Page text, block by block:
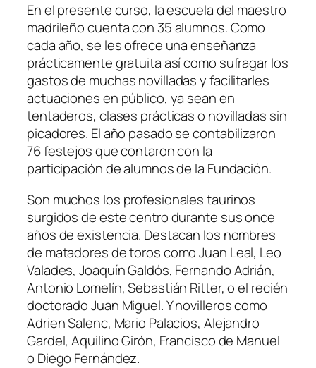
En el presente curso, la escuela del maestro
madrileño cuenta con 35 alumnos. Como
cada año, se les ofrece una enseñanza
prácticamente gratuita así como sufragar los
gastos de muchas novilladas y facilitarles
actuaciones en público, ya sean en
tentaderos, clases prácticas o novilladas sin
picadores. El año pasado se contabilizaron
76 festejos que contaron con la
participación de alumnos de la Fundación.
Son muchos los profesionales taurinos
surgidos de este centro durante sus once
años de existencia. Destacan los nombres
de matadores de toros como Juan Leal, Leo
Valades, Joaquín Galdós, Fernando Adrián,
Antonio Lomelín, Sebastián Ritter, o el recién
doctorado Juan Miguel. Y novilleros como
Adrien Salenc, Mario Palacios, Alejandro
Gardel, Aquilino Girón, Francisco de Manuel
o Diego Fernández.